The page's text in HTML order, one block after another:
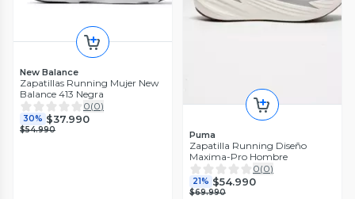
New Balance
Zapatillas Running Mujer New
Balance 413 Negra
0(0)
30% $37.990
$54.990 Puma
Zapatilla Running Diseño
Maxima-Pro Hombre
0(0)
21% $54.990
$69.990